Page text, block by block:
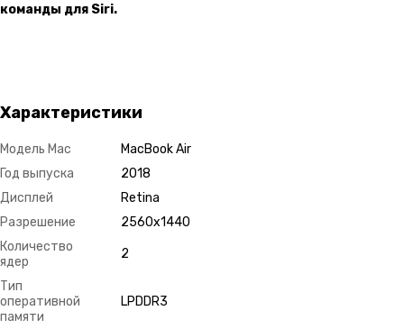
команды для Siri.
Характеристики
Модель Mac
MacBook Air
Год выпуска
2018
Дисплей
Retina
Разрешение
2560х1440
Количество
ядер
2
Тип
оперативной
памяти
LPDDR3